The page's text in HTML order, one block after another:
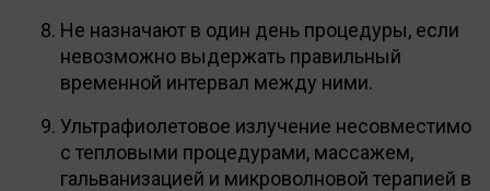
Не назначают в один день процедуры, если
невозможно выдержать правильный
временной интервал между ними.
Ультрафиолетовое излучение несовместимо
с тепловыми процедурами, массажем,
гальванизацией и микроволновой терапией в